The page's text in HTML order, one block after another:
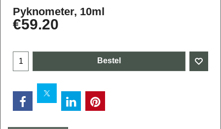
Pyknometer, 10ml
€59.20
Bestel